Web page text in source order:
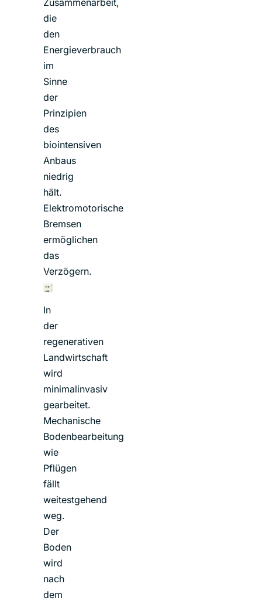
Zusammenarbeit,
die
den
Energieverbrauch
im
Sinne
der
Prinzipien
des
biointensiven
Anbaus
niedrig
hält.
Elektromotorische
Bremsen
ermöglichen
das
Verzögern.
In
der
regenerativen
Landwirtschaft
wird
minimalinvasiv
gearbeitet.
Mechanische
Bodenbearbeitung
wie
Pflügen
fällt
weitestgehend
weg.
Der
Boden
wird
nach
dem